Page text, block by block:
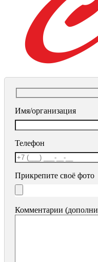
Имя/организация
Телефон
Прикрепите своё фото
Комментарии